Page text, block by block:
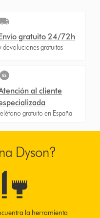
Envío gratuito 24/72h
devoluciones gratuitas
al cliente
gratuito en España
Dyson?
la herramienta